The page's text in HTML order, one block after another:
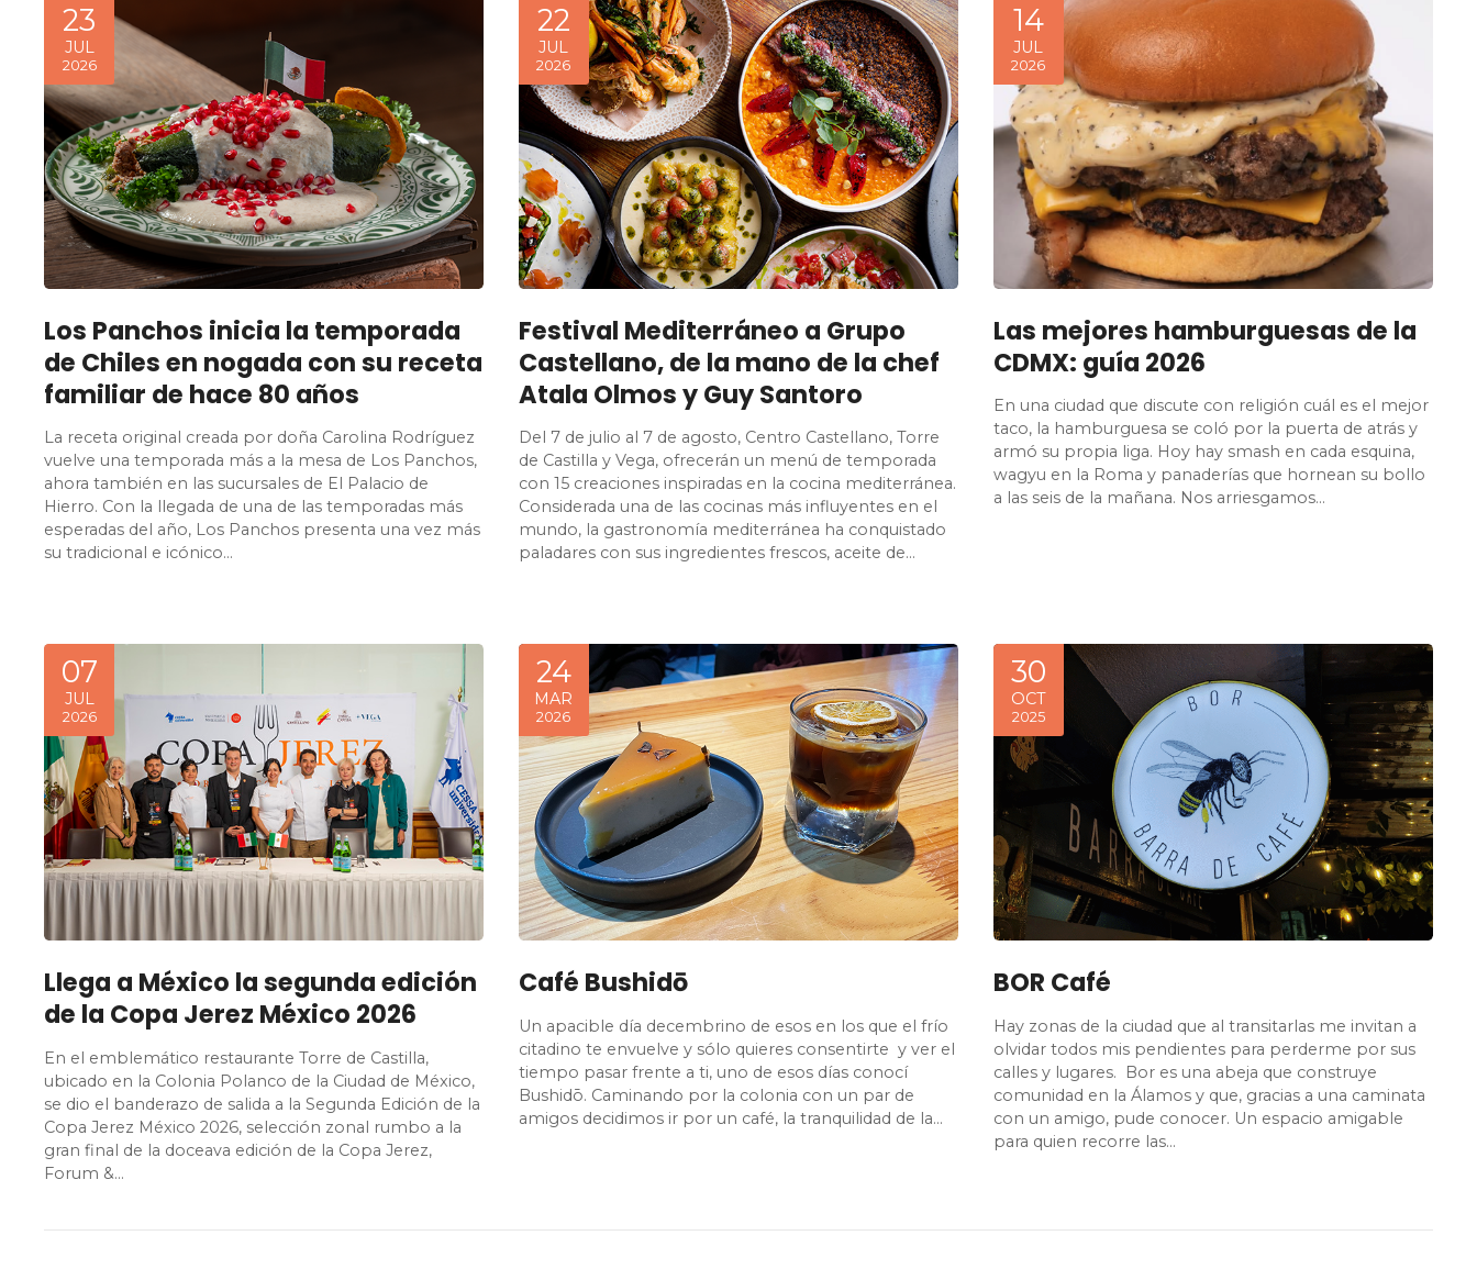
23
JUL
2026
Los Panchos inicia la temporada
de Chiles en nogada con su receta
familiar de hace 80 años
La receta original creada por doña Carolina Rodríguez
vuelve una temporada más a la mesa de Los Panchos,
ahora también en las sucursales de El Palacio de
Hierro. Con la llegada de una de las temporadas más
esperadas del año, Los Panchos presenta una vez más
su tradicional e icónico…
22
JUL
2026
Festival Mediterráneo a Grupo
Castellano, de la mano de la chef
Atala Olmos y Guy Santoro
Del 7 de julio al 7 de agosto, Centro Castellano, Torre
de Castilla y Vega, ofrecerán un menú de temporada
con 15 creaciones inspiradas en la cocina mediterránea.
Considerada una de las cocinas más influyentes en el
mundo, la gastronomía mediterránea ha conquistado
paladares con sus ingredientes frescos, aceite de…
14
JUL
2026
Las mejores hamburguesas de la
CDMX: guía 2026
En una ciudad que discute con religión cuál es el mejor
taco, la hamburguesa se coló por la puerta de atrás y
armó su propia liga. Hoy hay smash en cada esquina,
wagyu en la Roma y panaderías que hornean su bollo
a las seis de la mañana. Nos arriesgamos…
07
JUL
2026
Llega a México la segunda edición
de la Copa Jerez México 2026
En el emblemático restaurante Torre de Castilla,
ubicado en la Colonia Polanco de la Ciudad de México,
se dio el banderazo de salida a la Segunda Edición de la
Copa Jerez México 2026, selección zonal rumbo a la
gran final de la doceava edición de la Copa Jerez,
Forum &…
24
MAR
2026
Café Bushidō
Un apacible día decembrino de esos en los que el frío
citadino te envuelve y sólo quieres consentirte y ver el
tiempo pasar frente a ti, uno de esos días conocí
Bushidō. Caminando por la colonia con un par de
amigos decidimos ir por un café, la tranquilidad de la…
30
OCT
2025
BOR Café
Hay zonas de la ciudad que al transitarlas me invitan a
olvidar todos mis pendientes para perderme por sus
calles y lugares. Bor es una abeja que construye
comunidad en la Álamos y que, gracias a una caminata
con un amigo, pude conocer. Un espacio amigable
para quien recorre las…